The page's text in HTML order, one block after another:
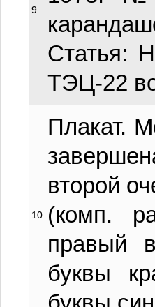
9
Статья:
ТЭЦ-22
10
Плакат.
второй
(комп.
правый
буквы